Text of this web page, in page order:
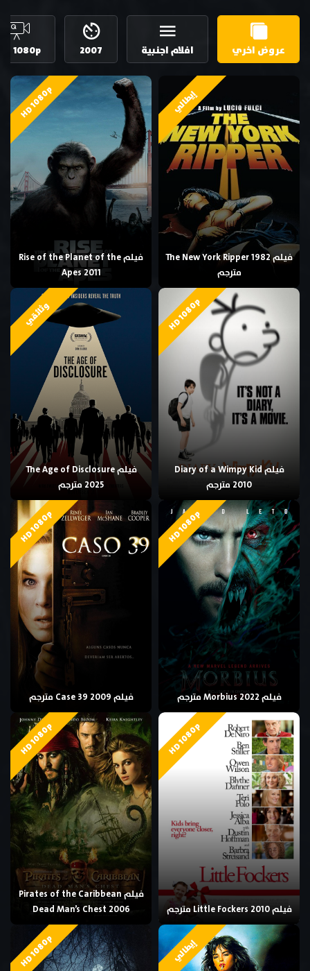
عروض اخري افلام اجنبية 2007
1080p
إيطالي
فيلم The New York Ripper 1982
مترجم
HD 1080p
فيلم Rise of the Planet of the
Apes 2011
HD 1080p
فيلم Diary of a Wimpy Kid
2010 مترجم
وثائقي
فيلم The Age of Disclosure
2025 مترجم
HD 1080p
فيلم Morbius 2022 مترجم
HD 1080p
فيلم Case 39 2009 مترجم
HD 1080p
فيلم Little Fockers 2010 مترجم
HD 1080p
فيلم Pirates of the Caribbean
Dead Man’s Chest 2006
إيطالي HD 1080p